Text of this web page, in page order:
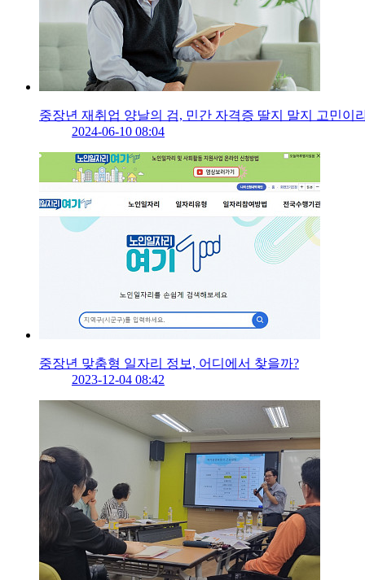
중장년 재취업 양날의 검, 민간 자격증 딸지 말지 고민이
2024-06-10 08:04
중장년 맞춤형 일자리 정보, 어디에서 찾을까?
2023-12-04 08:42